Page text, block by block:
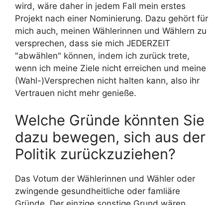
wird, wäre daher in jedem Fall mein erstes
Projekt nach einer Nominierung. Dazu gehört für
mich auch, meinen Wählerinnen und Wählern zu
versprechen, dass sie mich JEDERZEIT
"abwählen" können, indem ich zurück trete,
wenn ich meine Ziele nicht erreichen und meine
(Wahl-)Versprechen nicht halten kann, also ihr
Vertrauen nicht mehr genieße.
Welche Gründe könnten Sie
dazu bewegen, sich aus der
Politik zurückzuziehen?
Das Votum der Wählerinnen und Wähler oder
zwingende gesundheitliche oder famliäre